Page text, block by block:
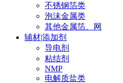
不锈钢箔类
泡沫金属类
其他金属箔、网
辅材|添加剂
导电剂
粘结剂
NMP
电解质盐类